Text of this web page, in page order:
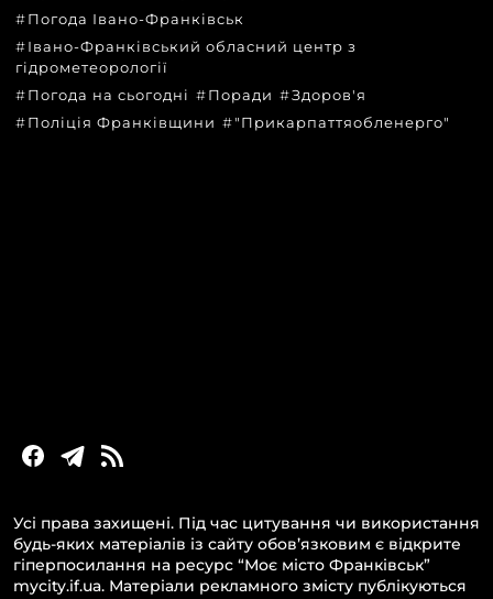
Погода Івано-Франківськ
Івано-Франківський обласний центр з
гідрометеорології
Погода на сьогодні
Поради
Здоров'я
Поліція Франківщини
"Прикарпаттяобленерго"
Усі права захищені. Під час цитування чи використання
будь-яких матеріалів із сайту обов’язковим є відкрите
гіперпосилання на ресурс “Моє місто Франківськ”
mycity.if.ua. Матеріали рекламного змісту публікуються